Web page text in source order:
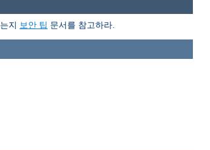
지 보안 팁 문서를 참고하라.